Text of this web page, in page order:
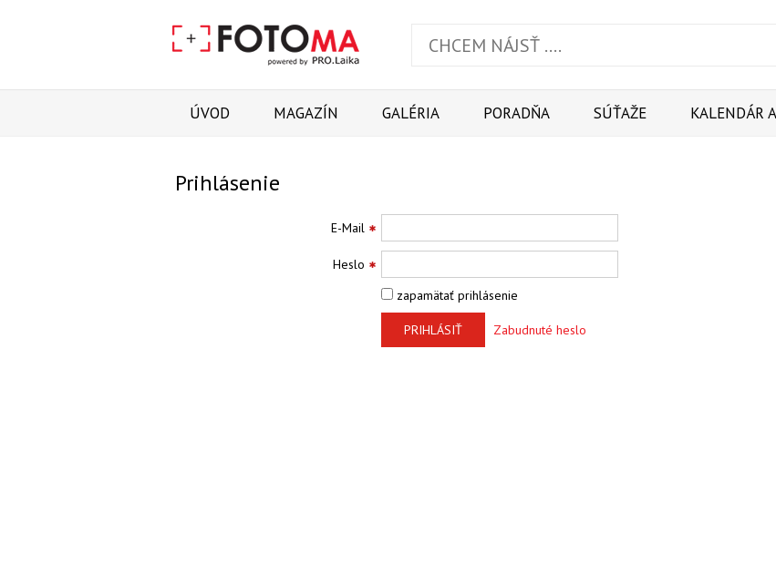
ÚVOD MAGAZÍN GALÉRIA PORADŇA SÚŤAŽE KALENDÁR
Prihlásenie
E-Mail
Heslo
zapamätať prihlásenie
PRIHLÁSIŤ Zabudnuté heslo